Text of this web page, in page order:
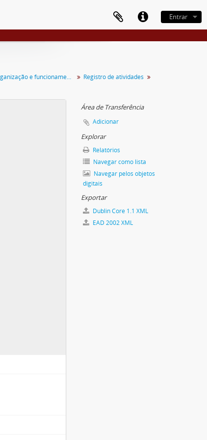
Entrar
Concepção, organização e funcionamento
Registro de atividades
Área de Transferência
Adicionar
Explorar
Relatórios
Navegar como lista
Navegar pelos objetos
digitais
Exportar
Dublin Core 1.1 XML
EAD 2002 XML